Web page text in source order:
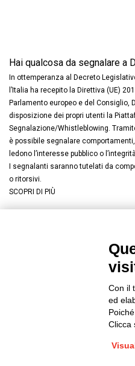
Hai qualcosa da segnalare a
In ottemperanza al Decreto
l’Italia ha recepito la Direttiva (UE)
Parlamento europeo e del Consiglio,
disposizione dei propri utenti la
Segnalazione/Whistleblowing.
è possibile segnalare
ledono l’interesse pubblico o
I segnalanti saranno tutelati da
o ritorsivi.
SCOPRI DI PIÙ
Privacy
Con il
ed
Clicca